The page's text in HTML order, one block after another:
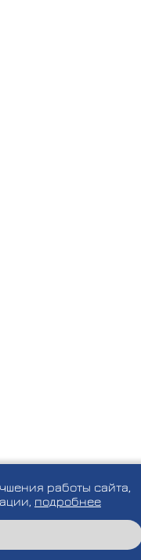
работы сайта,
подробнее